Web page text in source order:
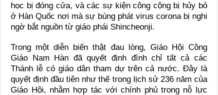
học bị đóng cửa, và các sự kiện công cộng bị hủy bỏ
ở Hàn Quốc nơi mà sự bùng phát virus corona bị nghi
ngờ bắt nguồn từ giáo phái Shincheonji.
Trong một diễn biến thật đau lòng, Giáo Hội Công
Giáo Nam Hàn đã quyết định đình chỉ tất cả các
Thánh lễ có giáo dân tham dự trên cả nước. Đây là
quyết định đầu tiên như thế trong lịch sử 236 năm của
Giáo Hội, nhằm hợp tác với chính phủ trong nỗ lực